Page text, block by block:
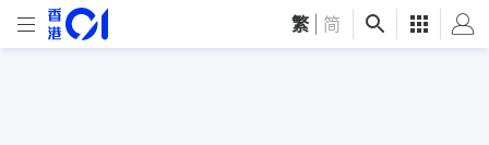
繁 简